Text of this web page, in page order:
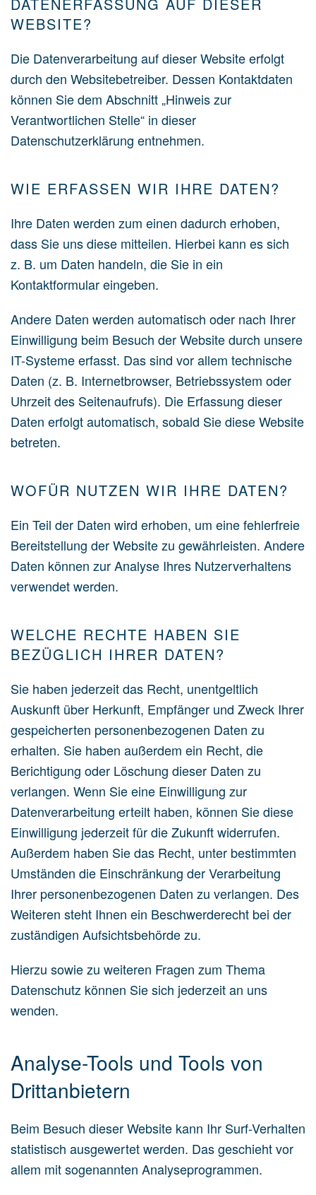
WEBSITE?
Die Datenverarbeitung auf dieser Website erfolgt
durch den Websitebetreiber. Dessen Kontaktdaten
können Sie dem Abschnitt „Hinweis zur
Verantwortlichen Stelle“ in dieser
Datenschutzerklärung entnehmen.
WIE ERFASSEN WIR IHRE DATEN?
Ihre Daten werden zum einen dadurch erhoben,
dass Sie uns diese mitteilen. Hierbei kann es sich
z. B. um Daten handeln, die Sie in ein
Kontaktformular eingeben.
Andere Daten werden automatisch oder nach Ihrer
Einwilligung beim Besuch der Website durch unsere
IT-Systeme erfasst. Das sind vor allem technische
Daten (z. B. Internetbrowser, Betriebssystem oder
Uhrzeit des Seitenaufrufs). Die Erfassung dieser
Daten erfolgt automatisch, sobald Sie diese Website
betreten.
WOFÜR NUTZEN WIR IHRE DATEN?
Ein Teil der Daten wird erhoben, um eine fehlerfreie
Bereitstellung der Website zu gewährleisten. Andere
Daten können zur Analyse Ihres Nutzerverhaltens
verwendet werden.
WELCHE RECHTE HABEN SIE
BEZÜGLICH IHRER DATEN?
Sie haben jederzeit das Recht, unentgeltlich
Auskunft über Herkunft, Empfänger und Zweck Ihrer
gespeicherten personenbezogenen Daten zu
erhalten. Sie haben außerdem ein Recht, die
Berichtigung oder Löschung dieser Daten zu
verlangen. Wenn Sie eine Einwilligung zur
Datenverarbeitung erteilt haben, können Sie diese
Einwilligung jederzeit für die Zukunft widerrufen.
Außerdem haben Sie das Recht, unter bestimmten
Umständen die Einschränkung der Verarbeitung
Ihrer personenbezogenen Daten zu verlangen. Des
Weiteren steht Ihnen ein Beschwerderecht bei der
zuständigen Aufsichtsbehörde zu.
Hierzu sowie zu weiteren Fragen zum Thema
Datenschutz können Sie sich jederzeit an uns
wenden.
Analyse-Tools und Tools von
Dritt­anbietern
Beim Besuch dieser Website kann Ihr Surf-Verhalten
statistisch ausgewertet werden. Das geschieht vor
allem mit sogenannten Analyseprogrammen.